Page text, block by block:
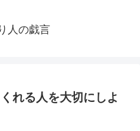
人の戯言
れる人を大切にしよ